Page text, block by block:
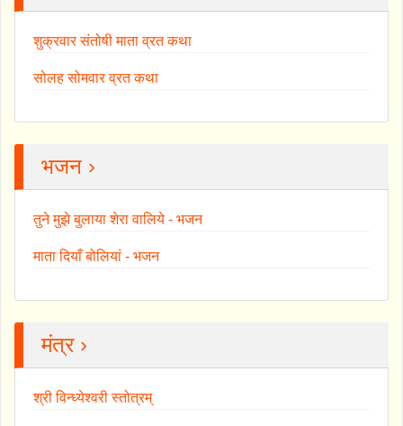
शुक्रवार संतोषी माता व्रत कथा
सोलह सोमवार व्रत कथा
भजन ›
तुने मुझे बुलाया शेरा वालिये - भजन
माता दियाँ बोलियां - भजन
मंत्र ›
श्री विन्ध्येश्वरी स्तोत्रम्